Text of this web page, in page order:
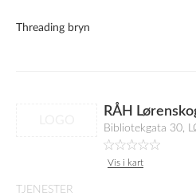
Threading bryn
RÅH
Bibliotekgata 30,
Vis i kart
TJENESTER